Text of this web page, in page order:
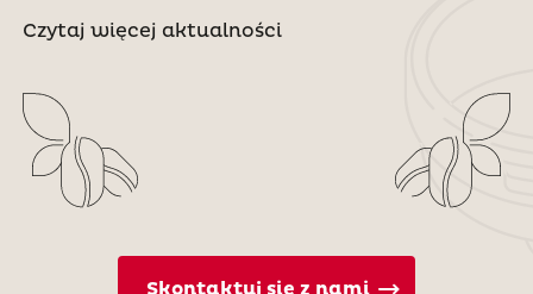
Czytaj więcej aktualności
Skontaktuj się z nami